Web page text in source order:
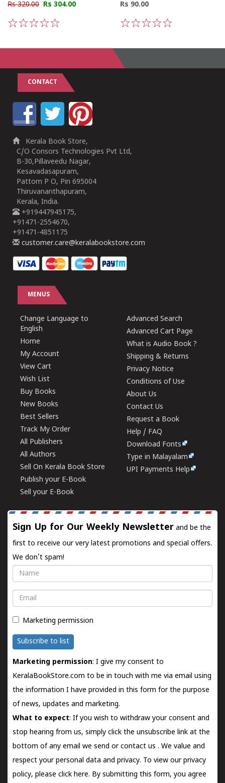
Rs 320.00 Rs 304.00
Rs 90.00
CONTACT
Kerala Book Store,
C/O Consors Technologies Pvt Ltd,
B-30,Pillaveedu Nagar,
Kesavadasapuram,
Pattom P O, Pin 695004
Thiruvananthapuram,
Kerala, India.
+919447945175,
+91471-2554670,
+91471-4851175
customer.care@keralabookstore.com
MENUS
Change Language to
English
Home
My Account
View Cart
Wish List
Buy Books
New Books
Best Sellers
Track My Order
All Publishers
All Authors
Sell On Kerala Book Store
Publish your E-Book
Sell your E-Book
Advanced Search
Advanced Cart Page
What is Audio Book ?
Shipping & Returns
Privacy Notice
Conditions of Use
About Us
Contact Us
Request a Book
Help / FAQ
Download Fonts
Type in Malayalam
UPI Payments Help
Sign Up for Our Weekly Newsletter and be the
first to receive our very latest promotions and special offers.
We don't spam!
Name
Email
Marketing permission
Subscribe to list
Marketing permission: I give my consent to
KeralaBookStore.com to be in touch with me via email using
the information I have provided in this form for the purpose
of news, updates and marketing.
What to expect: If you wish to withdraw your consent and
stop hearing from us, simply click the unsubscribe link at the
bottom of any email we send orcontact us . We value and
respect your personal data and privacy. To view our privacy
policy, please click here. By submitting this form, you agree